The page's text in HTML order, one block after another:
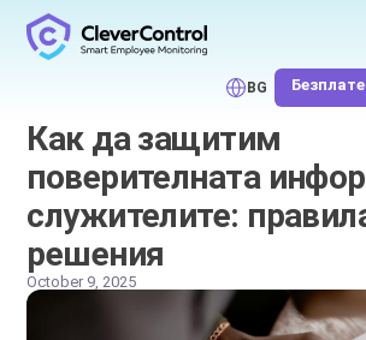
BG
Как да защитим
поверителната
служителите:
решения
October 9, 2025